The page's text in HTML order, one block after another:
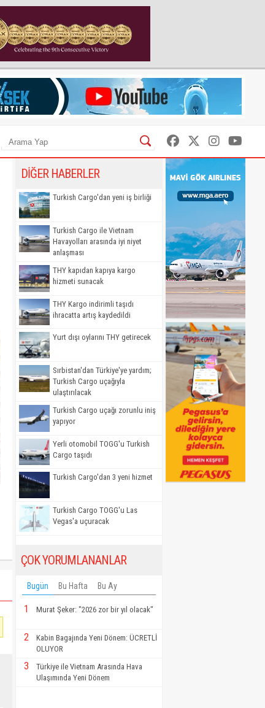
DİĞER HABERLER
Turkish Cargo'dan yeni iş birliği
Turkish Cargo ile Vietnam
Havayolları arasında iyi niyet
anlaşması
THY kapıdan kapıya kargo
hizmeti sunacak
THY Kargo indirimli taşıdı
ihracatta artış kaydedildi
Yurt dışı oylarını THY getirecek
Sırbistan'dan Türkiye'ye yardım;
Turkish Cargo uçağıyla
ulaştırılacak
Turkish Cargo uçağı zorunlu iniş
yapıyor
Yerli otomobil TOGG'u Turkish
Cargo taşıdı
Turkish Cargo'dan 3 yeni hizmet
Turkish Cargo TOGG'u Las
Vegas'a uçuracak
ÇOK YORUMLANANLAR
Bugün Bu Hafta Bu Ay
1 Murat Şeker: "2026 zor bir yıl olacak"
2
Kabin Bagajında Yeni Dönem: ÜCRETLİ
OLUYOR
3
Türkiye ile Vietnam Arasında Hava
Ulaşımında Yeni Dönem